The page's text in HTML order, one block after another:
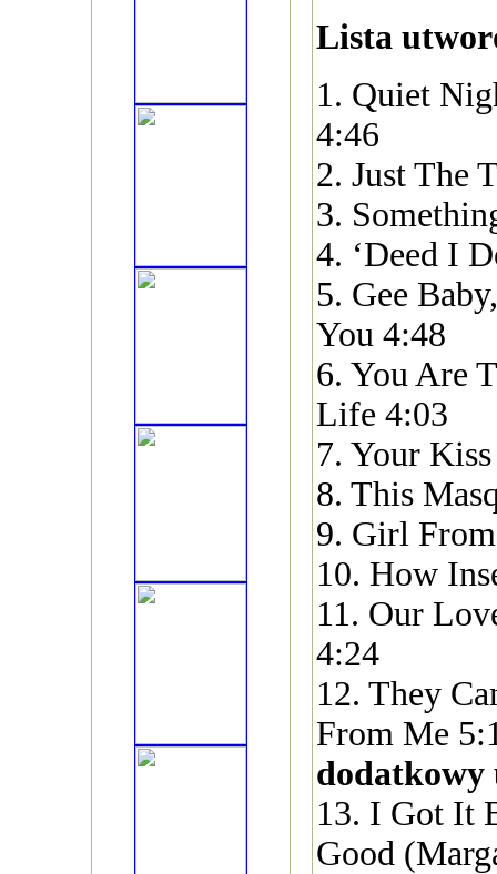
Lista
1. Quiet
4:46
2. Just The
3.
4. ‘Deed I
5. Gee
You 4:48
6. You Are
Life 4:03
7. Your
8. This
9. Girl
10. How
11. Our
4:24
12. They
From Me
13. I Got It
Good